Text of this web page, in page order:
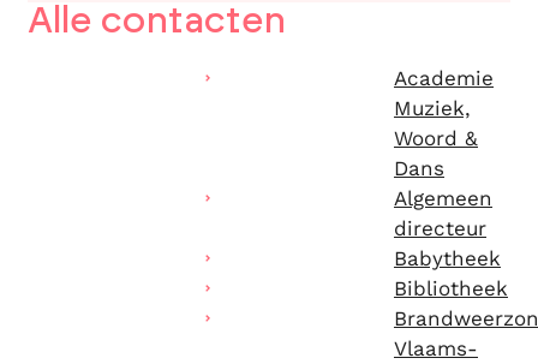
Alle contacten
Academie
Muziek,
Woord &
Dans
Algemeen
directeur
Babytheek
Bibliotheek
Vlaams-